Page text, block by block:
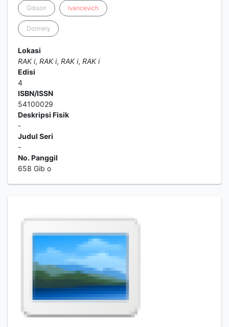
Gibson Ivancevich
Donnely
Lokasi
RAK i, RAK i, RAK i, RAK i
Edisi
4
ISBN/ISSN
54100029
Deskripsi Fisik
-
Judul Seri
-
No. Panggil
658 Gib o